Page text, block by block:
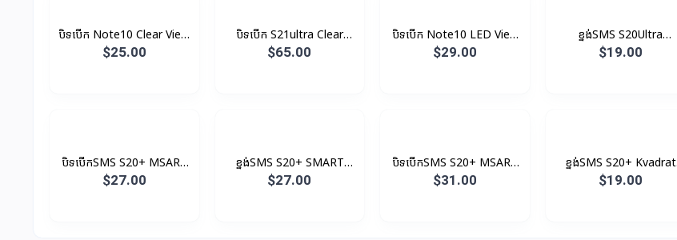
បិទបើក Note10 Clear View
Original
$25.00
បិទបើក S21ultra Clear
View Original
$65.00
បិទបើក Note10 LED View
Original
$29.00
ខ្នង់SMS S20Ultra
Protective Original
$19.00
បិទបើកSMS S20+ MSART
Clear View Original
$27.00
ខ្នង់SMS S20+ SMART
LED Original
$27.00
បិទបើកSMS S20+ MSART
LED View Original
$31.00
ខ្នង់SMS S20+ Kvadrat
Original
$19.00